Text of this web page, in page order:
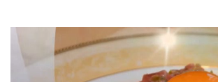
Тартар из говядины с каперсами